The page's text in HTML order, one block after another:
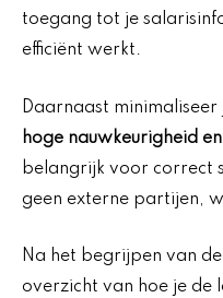
toegang tot je
efficiënt werkt.
Daarnaast
hoge nauwkeurigheid
belangrijk voor correct
geen externe partijen,
Na het begrijpen van
overzicht van hoe je de